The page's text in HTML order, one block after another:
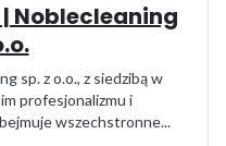
Noblecleaning
sp. z o.o., z siedzibą w
profesjonalizmu i
wszechstronne...